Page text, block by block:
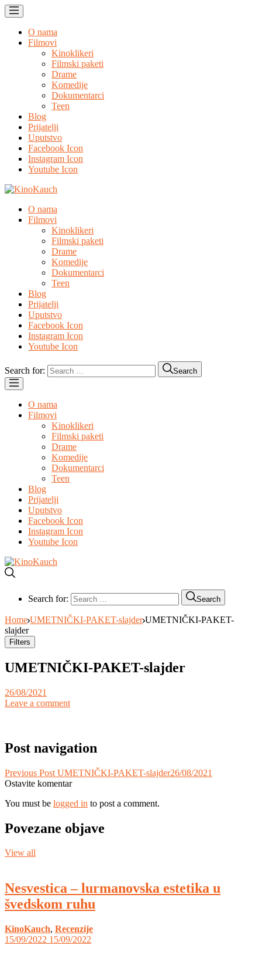
O nama
Filmovi
Kinoklikeri
Filmski paketi
Drame
Komedije
Dokumentarci
Teen
Blog
Prijatelji
Uputstvo
Facebook Icon
Instagram Icon
Youtube Icon
O nama
Filmovi
Kinoklikeri
Filmski paketi
Drame
Komedije
Dokumentarci
Teen
Blog
Prijatelji
Uputstvo
Facebook Icon
Instagram Icon
Youtube Icon
Search for: Search
O nama
Filmovi
Kinoklikeri
Filmski paketi
Drame
Komedije
Dokumentarci
Teen
Blog
Prijatelji
Uputstvo
Facebook Icon
Instagram Icon
Youtube Icon
Search for: Search
Home UMETNIČKI-PAKET-slajder UMETNIČKI-PAKET-
slajder
Filters
UMETNIČKI-PAKET-slajder
26/08/2021
Leave a comment
Post navigation
Previous Post UMETNIČKI-PAKET-slajder26/08/2021
Ostavite komentar
You must be logged in to post a comment.
Povezane objave
View all
Nesvestica – lurmanovska estetika u
švedskom ruhu
KinoKauch, Recenzije
15/09/2022 15/09/2022